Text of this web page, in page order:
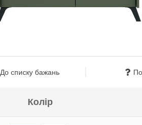
До списку бажань
Колір